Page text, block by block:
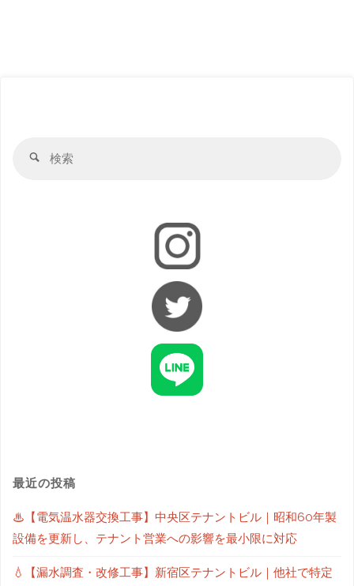
最近の投稿
♨【電気温水器交換工事】中央区テナントビル｜昭和60年製
設備を更新し、テナント営業への影響を最小限に対応
💧【漏水調査・改修工事】新宿区テナントビル｜他社で特定